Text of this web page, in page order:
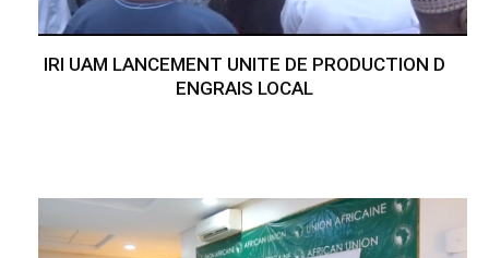
IRI UAM LANCEMENT UNITE DE PRODUCTION D
ENGRAIS LOCAL